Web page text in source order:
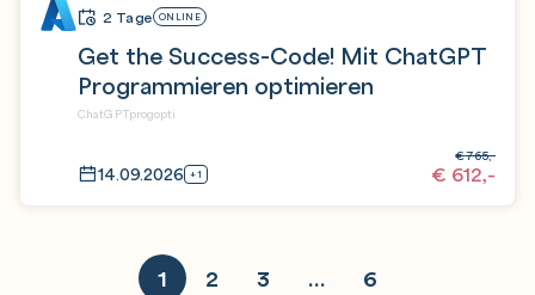
2 Tage ONLINE
Get the Success-Code! Mit ChatGPT
Programmieren optimieren
ChatGPTprogopti
14.09.2026 +1 € 612,-
€765,-
1 2 3 … 6